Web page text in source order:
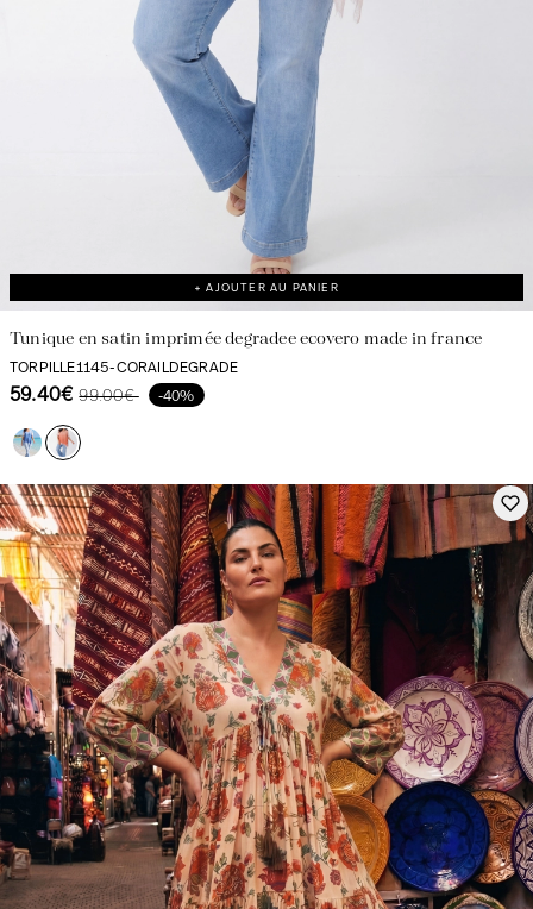
+ AJOUTER AU PANIER
Tunique en satin imprimée degradee ecovero made in france
TORPILLE1145-CORAILDEGRADE
59.40€ 99.00€ -40%